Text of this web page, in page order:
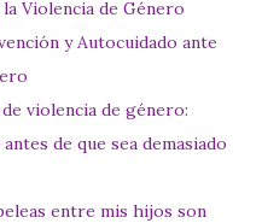
Violencia de Género
y Autocuidado ante
violencia de género:
de que sea demasiado
entre mis hijos son